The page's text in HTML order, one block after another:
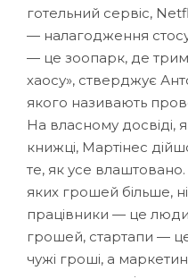
готельний сервіс,
— налагодження
— це зоопарк, де
хаосу», стверджує
якого називають
На власному досвіді,
книжці, Мартінес
те, як усе
яких грошей більше,
працівники — це
грошей, стартапи —
чужі гроші, а